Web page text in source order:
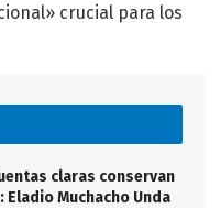
crucial para los
claras conservan
Muchacho Unda